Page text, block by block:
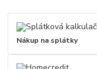
Nákup na splátky